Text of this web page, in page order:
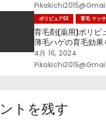
ポリピュアEX 育毛 マッ
育毛剤(薬用)ポリピ
薄毛ハゲの育毛効果
しよう！頭皮マッサ
4月 16, 2024
トを残す